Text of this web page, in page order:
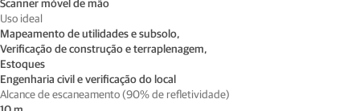
Uso ideal
Mapeamento de utilidades e subsolo,
Verificação de construção e terraplenagem,
Estoques
Engenharia civil e verificação do local
Alcance de escaneamento (90% de refletividade)